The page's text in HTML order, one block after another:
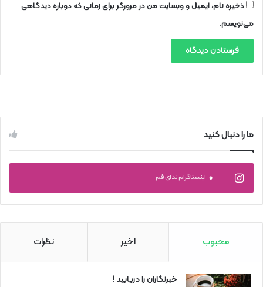
ذخیره نام، ایمیل و وبسایت من در مرورگر برای زمانی که دوباره دیدگاهی
می‌نویسم.
ما را دنبال کنید
0 اینستاگرام ندای قم
محبوب اخیر نظرات
خبرنگاران را دریابید !